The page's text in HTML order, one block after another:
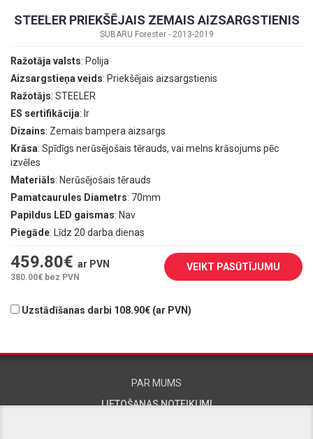
STEELER PRIEKŠĒJAIS ZEMAIS AIZSARGSTIENIS
SUBARU Forester - 2013-2019
Ražotāja valsts: Polija
Aizsargstieņa veids: Priekšējais aizsargstienis
Ražotājs: STEELER
ES sertifikācija: Ir
Dizains: Zemais bampera aizsargs
Krāsa: Spīdīgs nerūsējošais tērauds, vai melns krāsojums pēc
izvēles
Materiāls: Nerūsējošais tērauds
Pamatcaurules Diametrs: 70mm
Papildus LED gaismas: Nav
Piegāde: Līdz 20 darba dienas
459.80€ ar PVN
380.00€ bez PVN
VEIKT PASŪTĪJUMU
Uzstādīšanas darbi 108.90€ (ar PVN)
PAR MUMS
LIETOŠANAS NOTEIKUMI